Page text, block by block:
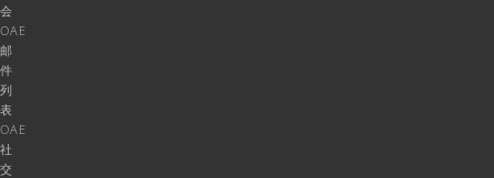
会
OAE
邮
件
列
表
OAE
社
交